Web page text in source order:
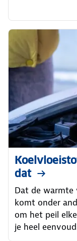
dat
Dat de
komt onder
om het peil
je heel